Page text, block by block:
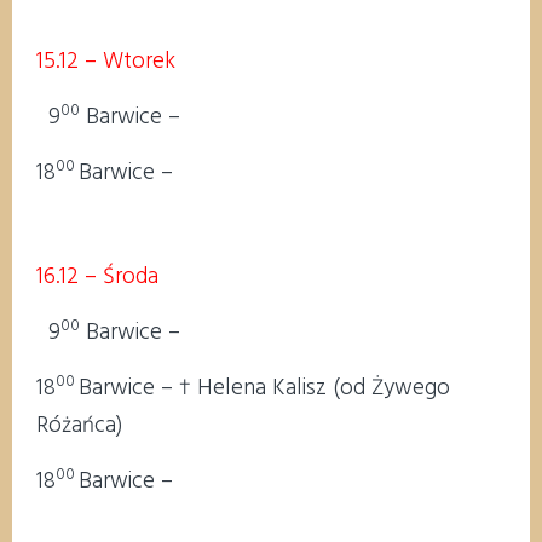
15.12 – Wtorek
900 Barwice –
1800 Barwice –
16.12 – Środa
900 Barwice –
1800 Barwice – † Helena Kalisz (od Żywego
Różańca)
1800 Barwice –